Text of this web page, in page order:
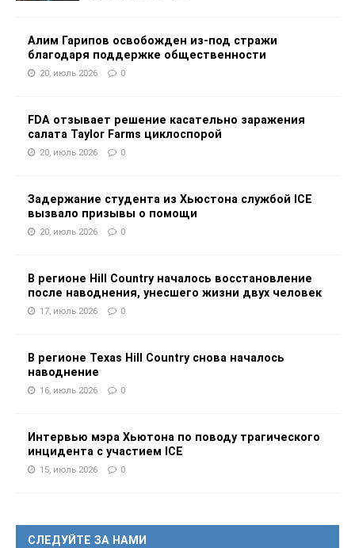
Алим Гарипов освобожден из-под стражи
благодаря поддержке общественности
20, июль 2026 0
FDA отзывает решение касательно заражения
салата Taylor Farms циклоспорой
20, июль 2026 0
Задержание студента из Хьюстона службой ICE
вызвало призывы о помощи
20, июль 2026 0
В регионе Hill Country началось восстановление
после наводнения, унесшего жизни двух человек
17, июль 2026 0
В регионе Texas Hill Country снова началось
наводнение
16, июль 2026 0
Интервью мэра Хьютона по поводу трагического
инцидента с участием ICE
15, июль 2026 0
СЛЕДУЙТЕ ЗА НАМИ